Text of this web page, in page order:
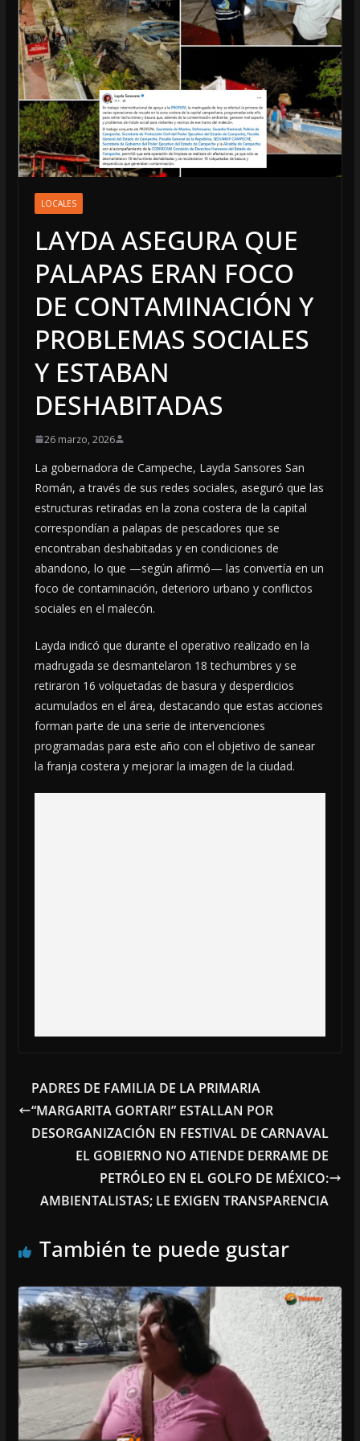
LOCALES
LAYDA ASEGURA QUE
PALAPAS ERAN FOCO
DE CONTAMINACIÓN Y
PROBLEMAS SOCIALES
Y ESTABAN
DESHABITADAS
26 marzo, 2026
La gobernadora de Campeche, Layda Sansores San
Román, a través de sus redes sociales, aseguró que las
estructuras retiradas en la zona costera de la capital
correspondían a palapas de pescadores que se
encontraban deshabitadas y en condiciones de
abandono, lo que —según afirmó— las convertía en un
foco de contaminación, deterioro urbano y conflictos
sociales en el malecón.
Layda indicó que durante el operativo realizado en la
madrugada se desmantelaron 18 techumbres y se
retiraron 16 volquetadas de basura y desperdicios
acumulados en el área, destacando que estas acciones
forman parte de una serie de intervenciones
programadas para este año con el objetivo de sanear
la franja costera y mejorar la imagen de la ciudad.
PADRES DE FAMILIA DE LA PRIMARIA
“MARGARITA GORTARI” ESTALLAN POR
DESORGANIZACIÓN EN FESTIVAL DE CARNAVAL
EL GOBIERNO NO ATIENDE DERRAME DE
PETRÓLEO EN EL GOLFO DE MÉXICO:
AMBIENTALISTAS; LE EXIGEN TRANSPARENCIA
También te puede gustar